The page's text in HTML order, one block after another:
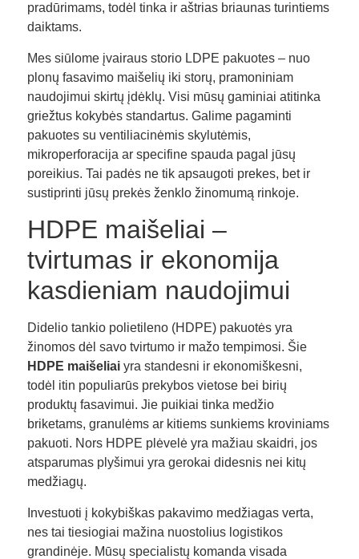
pradūrimams, todėl tinka ir aštrias briaunas turintiems
daiktams.
Mes siūlome įvairaus storio LDPE pakuotes – nuo
plonų fasavimo maišelių iki storų, pramoniniam
naudojimui skirtų įdėklų. Visi mūsų gaminiai atitinka
griežtus kokybės standartus. Galime pagaminti
pakuotes su ventiliacinėmis skylutėmis,
mikroperforacija ar specifine spauda pagal jūsų
poreikius. Tai padės ne tik apsaugoti prekes, bet ir
sustiprinti jūsų prekės ženklo žinomumą rinkoje.
HDPE maišeliai –
tvirtumas ir ekonomija
kasdieniam naudojimui
Didelio tankio polietileno (HDPE) pakuotės yra
žinomos dėl savo tvirtumo ir mažo tempimosi. Šie
HDPE maišeliai yra standesni ir ekonomiškesni,
todėl itin populiarūs prekybos vietose bei birių
produktų fasavimui. Jie puikiai tinka medžio
briketams, granulėms ar kitiems sunkiems kroviniams
pakuoti. Nors HDPE plėvelė yra mažiau skaidri, jos
atsparumas plyšimui yra gerokai didesnis nei kitų
medžiagų.
Investuoti į kokybiškas pakavimo medžiagas verta,
nes tai tiesiogiai mažina nuostolius logistikos
grandinėje. Mūsų specialistų komanda visada